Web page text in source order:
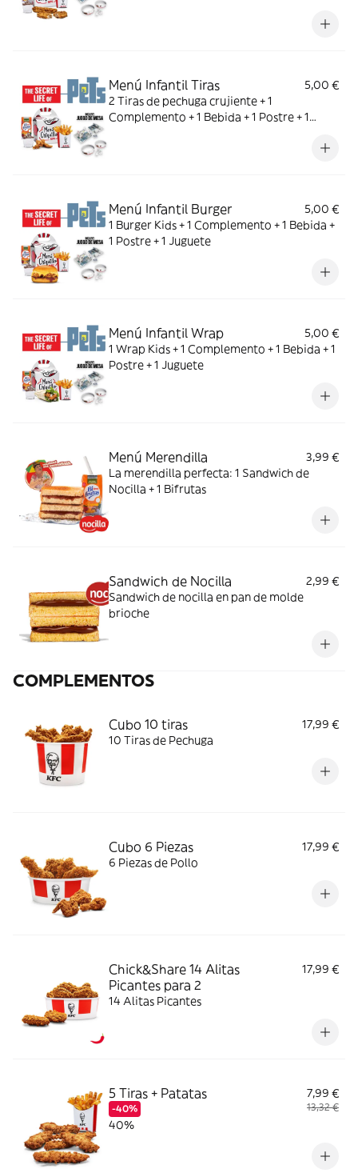
Menú Infantil Tiras
5,00 €
2 Tiras de pechuga crujiente + 1
Complemento + 1 Bebida + 1 Postre + 1
Menú Infantil Burger
5,00 €
1 Burger Kids + 1 Complemento + 1 Bebida +
1 Postre + 1 Juguete
Menú Infantil Wrap
5,00 €
1 Wrap Kids + 1 Complemento + 1 Bebida + 1
Postre + 1 Juguete
Menú Merendilla
3,99 €
La merendilla perfecta: 1 Sandwich de
Nocilla + 1 Bifrutas
Sandwich de Nocilla
2,99 €
Sandwich de nocilla en pan de molde
brioche
COMPLEMENTOS
Cubo 10 tiras
17,99 €
10 Tiras de Pechuga
Cubo 6 Piezas
17,99 €
6 Piezas de Pollo
Chick&Share 14 Alitas
Picantes para 2
17,99 €
14 Alitas Picantes
5 Tiras + Patatas
-40%
7,99 €
13,32 €
40%